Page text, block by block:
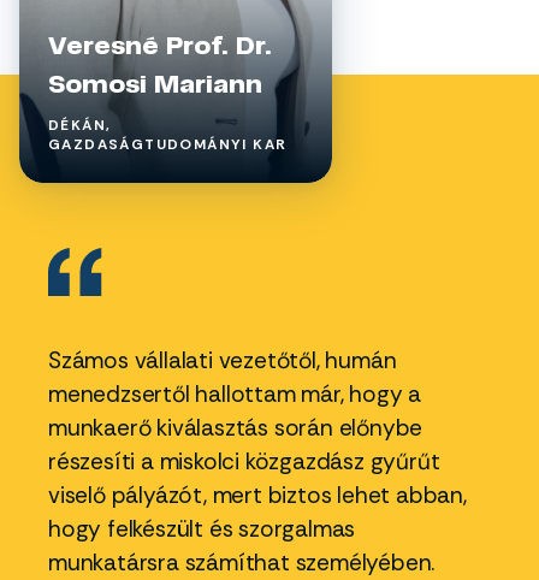
Veresné Prof. Dr.
Somosi Mariann
DÉKÁN,
GAZDASÁGTUDOMÁNYI KAR
Számos vállalati vezetőtől, humán
menedzsertől hallottam már, hogy a
munkaerő kiválasztás során előnybe
részesíti a miskolci közgazdász gyűrűt
viselő pályázót, mert biztos lehet abban,
hogy felkészült és szorgalmas
munkatársra számíthat személyében.